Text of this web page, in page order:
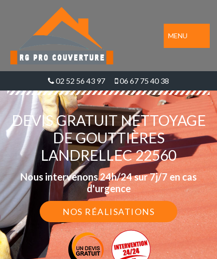
MENU
02 52 56 43 97 06 67 75 40 38
DEVIS GRATUIT NETTOYAGE
DE GOUTTIÈRES
LANDRELLEC 22560
Nous intervenons 24h/24 sur 7j/7 en cas
d'urgence
NOS RÉALISATIONS